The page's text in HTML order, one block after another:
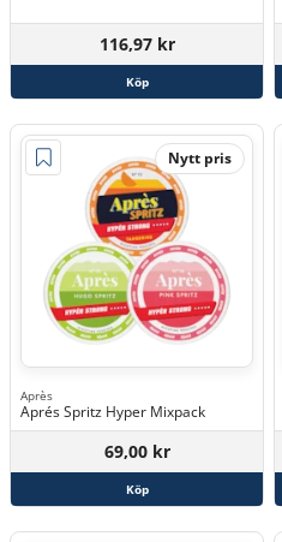
116,97 kr
Köp
Nytt pris
Après
Aprés Spritz Hyper Mixpack
69,00 kr
Köp